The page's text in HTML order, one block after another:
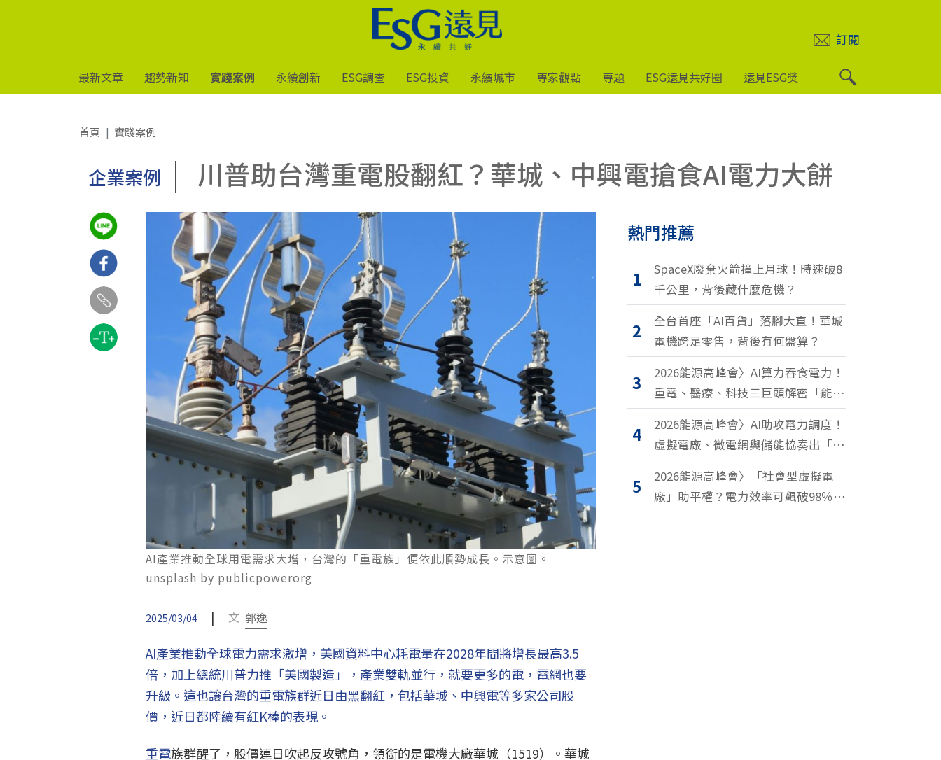
訂閱
最新文章 趨勢新知 實踐案例 永續創新 ESG調查 ESG投資 永續城市 專家觀點 專題 ESG遠見共好圈 遠見ESG獎
首頁 實踐案例
企業案例 川普助台灣重電股翻紅？華城、中興電搶食AI電力大餅
AI產業推動全球用電需求大增，台灣的「重電族」便依此順勢成長。示意圖。
unsplash by publicpowerorg
2025/03/04 | 文 郭逸
AI產業推動全球電力需求激增，美國資料中心耗電量在2028年間將增長最高3.5
倍，加上總統川普力推「美國製造」，產業雙軌並行，就要更多的電，電網也要
升級。這也讓台灣的重電族群近日由黑翻紅，包括華城、中興電等多家公司股
價，近日都陸續有紅K棒的表現。
重電族群醒了，股價連日吹起反攻號角，領銜的是電機大廠華城（1519）。華城
熱門推薦
1
SpaceX廢棄火箭撞上月球！時速破8
千公里，背後藏什麼危機？
2
全台首座「AI百貨」落腳大直！華城
電機跨足零售，背後有何盤算？
3
2026能源高峰會〉AI算力吞食電力！
重電、醫療、科技三巨頭解密「能源
轉型2.0」致勝關鍵
4
2026能源高峰會〉AI助攻電力調度！
虛擬電廠、微電網與儲能協奏出「能
源交響樂」
5
2026能源高峰會〉「社會型虛擬電
廠」助平權？電力效率可飆破98％？